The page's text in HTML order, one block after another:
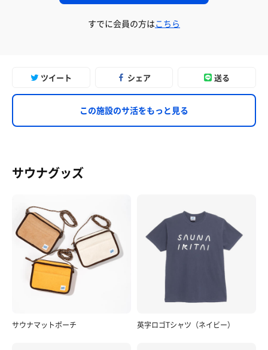
すでに会員の方はこちら
ツイート シェア 送る
この施設のサ活をもっと見る
サウナグッズ
サウナマットポーチ 英字ロゴTシャツ（ネイビー）